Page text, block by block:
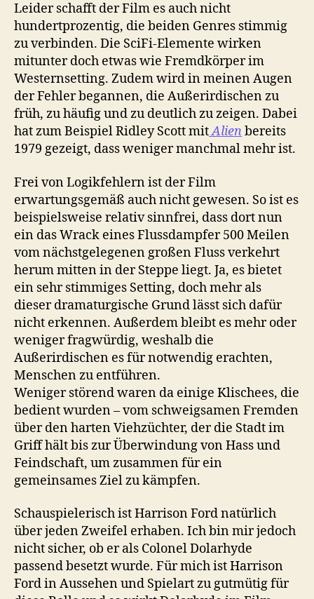
Leider schafft der Film es auch nicht
hundertprozentig, die beiden Genres stimmig
zu verbinden. Die SciFi-Elemente wirken
mitunter doch etwas wie Fremdkörper im
Westernsetting. Zudem wird in meinen Augen
der Fehler begannen, die Außerirdischen zu
früh, zu häufig und zu deutlich zu zeigen. Dabei
hat zum Beispiel Ridley Scott mitAlien bereits
1979 gezeigt, dass weniger manchmal mehr ist.
Frei von Logikfehlern ist der Film
erwartungsgemäß auch nicht gewesen. So ist es
beispielsweise relativ sinnfrei, dass dort nun
ein das Wrack eines Flussdampfer 500 Meilen
vom nächstgelegenen großen Fluss verkehrt
herum mitten in der Steppe liegt. Ja, es bietet
ein sehr stimmiges Setting, doch mehr als
dieser dramaturgische Grund lässt sich dafür
nicht erkennen. Außerdem bleibt es mehr oder
weniger fragwürdig, weshalb die
Außerirdischen es für notwendig erachten,
Menschen zu entführen.
Weniger störend waren da einige Klischees, die
bedient wurden – vom schweigsamen Fremden
über den harten Viehzüchter, der die Stadt im
Griff hält bis zur Überwindung von Hass und
Feindschaft, um zusammen für ein
gemeinsames Ziel zu kämpfen.
Schauspielerisch ist Harrison Ford natürlich
über jeden Zweifel erhaben. Ich bin mir jedoch
nicht sicher, ob er als Colonel Dolarhyde
passend besetzt wurde. Für mich ist Harrison
Ford in Aussehen und Spielart zu gutmütig für